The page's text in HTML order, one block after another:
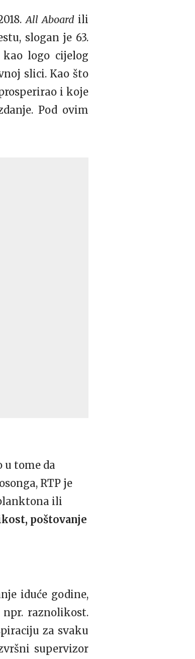
All Aboard ili
slogan je 63.
kao logo cijelog
slici. Kao što
i koje
Pod ovim
u tome da
RTP je
ili
poštovanje
iduće godine,
raznolikost.
za svaku
supervizor